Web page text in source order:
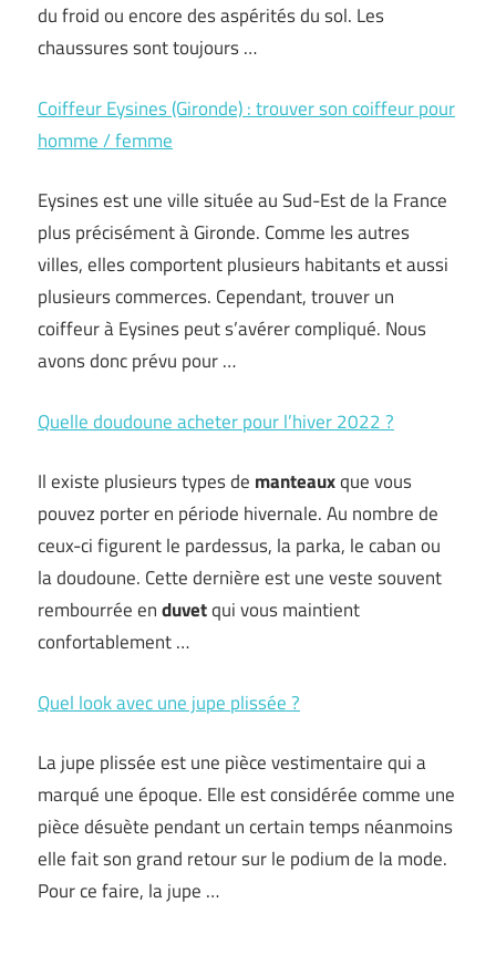
du froid ou encore des aspérités du sol. Les
chaussures sont toujours …
Coiffeur Eysines (Gironde) : trouver son coiffeur pour
homme / femme
Eysines est une ville située au Sud-Est de la France
plus précisément à Gironde. Comme les autres
villes, elles comportent plusieurs habitants et aussi
plusieurs commerces. Cependant, trouver un
coiffeur à Eysines peut s’avérer compliqué. Nous
avons donc prévu pour …
Quelle doudoune acheter pour l’hiver 2022 ?
Il existe plusieurs types de manteauxque vous
pouvez porter en période hivernale. Au nombre de
ceux-ci figurent le pardessus, la parka, le caban ou
la doudoune. Cette dernière est une veste souvent
rembourrée enduvetqui vous maintient
confortablement …
Quel look avec une jupe plissée ?
La jupe plissée est une pièce vestimentaire qui a
marqué une époque. Elle est considérée comme une
pièce désuète pendant un certain temps néanmoins
elle fait son grand retour sur le podium de la mode.
Pour ce faire, la jupe …